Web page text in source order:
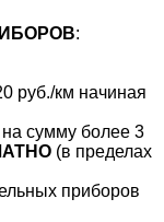
:
руб./км начиная
на сумму более 3
(в пределах
приборов